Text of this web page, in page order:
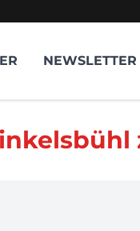
NEWSLETTER